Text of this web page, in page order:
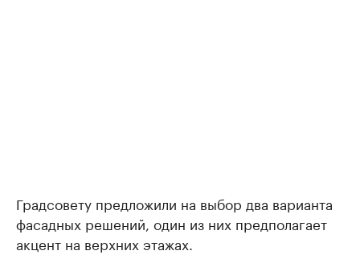
Градсовету предложили на выбор два варианта
фасадных решений, один из них предполагает
акцент на верхних этажах.